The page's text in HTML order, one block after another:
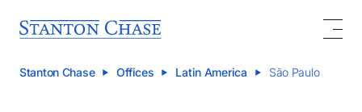
Stanton Chase Offices Latin America São Paulo